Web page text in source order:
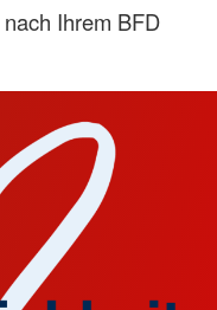
Ihrem BFD